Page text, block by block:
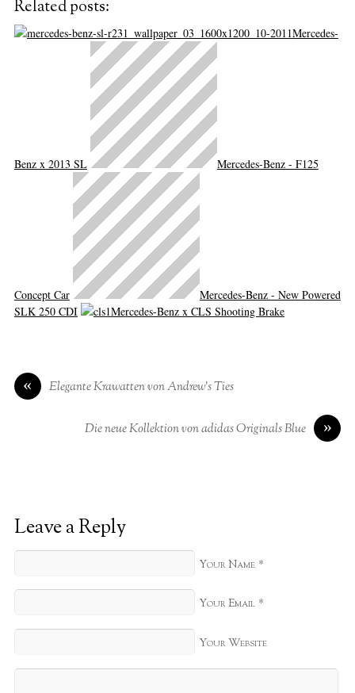
Related posts:
Mercedes-
Benz x 2013 SL Mercedes-Benz - F125
Concept Car
Mercedes-Benz - New Powered
SLK 250 CDI
Mercedes-Benz x CLS Shooting Brake
« Elegante Krawatten von Andrew’s Ties
»
Die neue Kollektion von adidas Originals Blue
Leave a Reply
Your Name *
Your Email *
Your Website